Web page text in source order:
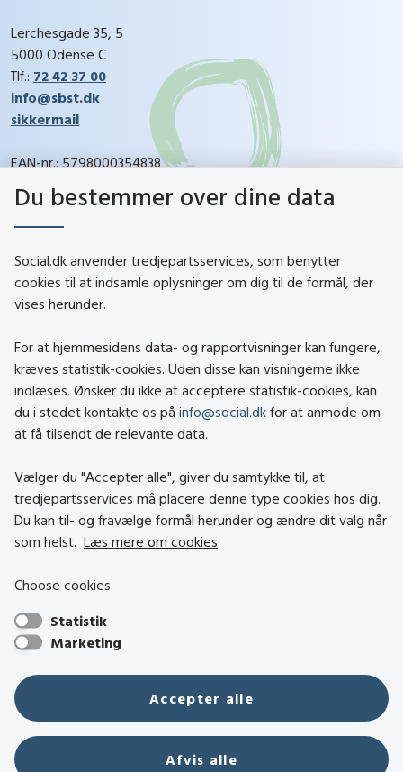
Lerchesgade 35, 5
5000 Odense C
Tlf.: 72 42 37 00
info@sbst.dk
sikkermail
EAN-nr.: 5798000354838
CVR-nr.: 26144698
Kontakt
About social.dk
Tilgængelighedserklæring
Om brugen af cookies
Besøg også
Socialministeriet
Hjælpemiddelbasen
Center mod Menneskehandel
Den Nationale Tolkemyndighed
Tolkeportalen
Du bestemmer over dine data
Social.dk anvender tredjepartsservices, som benytter
cookies til at indsamle oplysninger om dig til de formål, der
vises herunder.
For at hjemmesidens data- og rapportvisninger kan fungere,
kræves statistik-cookies. Uden disse kan visningerne ikke
indlæses. Ønsker du ikke at acceptere statistik-cookies, kan
du i stedet kontakte os på info@social.dk for at anmode om
at få tilsendt de relevante data.
Vælger du "Accepter alle", giver du samtykke til, at
tredjepartsservices må placere denne type cookies hos dig.
Du kan til- og fravælge formål herunder og ændre dit valg når
som helst. Læs mere om cookies
Choose cookies
Statistik
Marketing
Accepter alle
Afvis alle